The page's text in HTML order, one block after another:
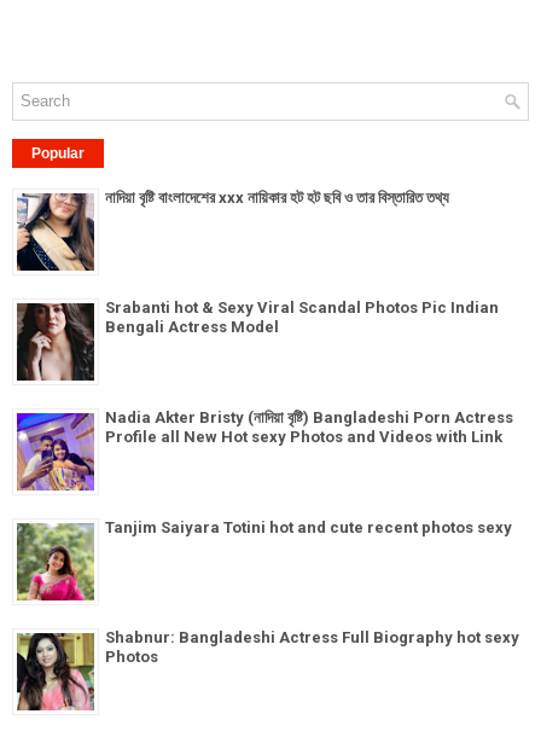
Popular
নাদিয়া বৃষ্টি বাংলাদেশের xxx নায়িকার হট হট ছবি ও তার বিস্তারিত তথ্য
Srabanti hot & Sexy Viral Scandal Photos Pic Indian
Bengali Actress Model
Nadia Akter Bristy (নাদিয়া বৃষ্টি) Bangladeshi Porn Actress
Profile all New Hot sexy Photos and Videos with Link
Tanjim Saiyara Totini hot and cute recent photos sexy
Shabnur: Bangladeshi Actress Full Biography hot sexy
Photos